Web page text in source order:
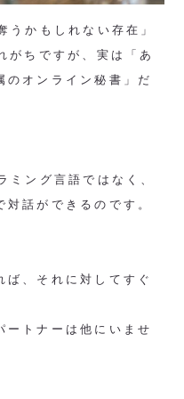
うかもしれない存在」
がちですが、実は「あ
のオンライン秘書」だ
ミング言語ではなく、
話ができるのです。
ば、それに対してすぐ
ートナーは他にいませ